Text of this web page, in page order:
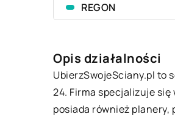
REGON
Opis działalności
UbierzSwojeSciany.pl to
24. Firma specjalizuje
posiada również